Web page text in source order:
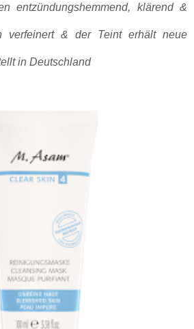
entzündungshemmend, klärend &
verfeinert & der Teint erhält neue
in Deutschland